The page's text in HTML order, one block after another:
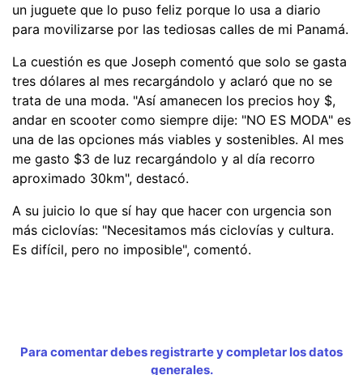
un juguete que lo puso feliz porque lo usa a diario
para movilizarse por las tediosas calles de mi Panamá.
La cuestión es que Joseph comentó que solo se gasta
tres dólares al mes recargándolo y aclaró que no se
trata de una moda. "Así amanecen los precios hoy $,
andar en scooter como siempre dije: "NO ES MODA" es
una de las opciones más viables y sostenibles. Al mes
me gasto $3 de luz recargándolo y al día recorro
aproximado 30km", destacó.
A su juicio lo que sí hay que hacer con urgencia son
más ciclovías: "Necesitamos más ciclovías y cultura.
Es difícil, pero no imposible", comentó.
Para comentar debes registrarte y completar los datos
generales.